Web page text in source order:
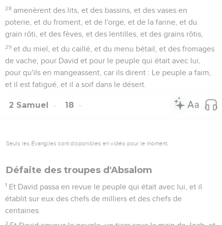
28 amenèrent des lits, et des bassins, et des vases en
poterie, et du froment, et de l'orge, et de la farine, et du
grain rôti, et des fèves, et des lentilles, et des grains rôtis,
29 et du miel, et du caillé, et du menu bétail, et des fromages
de vache, pour David et pour le peuple qui était avec lui,
pour qu'ils en mangeassent, car ils dirent : Le peuple a faim,
et il est fatigué, et il a soif dans le désert.
2 Samuel 18
Seuls les Évangiles sont disponibles en vidéo pour le moment.
Défaite des troupes d'Absalom
1 Et David passa en revue le peuple qui était avec lui, et il
établit sur eux des chefs de milliers et des chefs de
centaines.
2